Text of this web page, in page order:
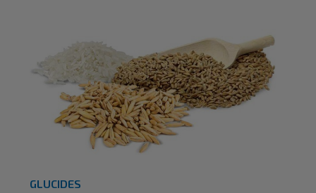
GLUCIDES